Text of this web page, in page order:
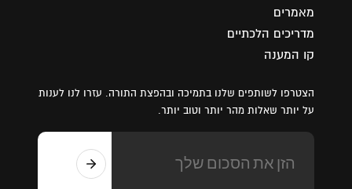
מאמרים
מדריכים הלכתיים
קו המענה
הצטרפו לשותפים שלנו בתמיכה ובהפצת התורה. עזרו לנו לענות
על יותר שאלות מהר יותר וטוב יותר.